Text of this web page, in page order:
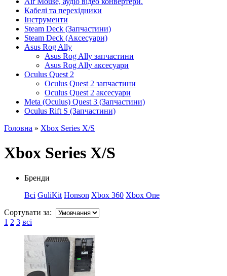
Кабелі та перехідники
Інструменти
Steam Deck (Запчастини)
Steam Deck (Аксесуари)
Asus Rog Ally
Asus Rog Ally запчастини
Asus Rog Ally аксесуари
Oculus Quest 2
Oculus Quest 2 запчастини
Oculus Quest 2 аксесуари
Meta (Oculus) Quest 3 (Запчастини)
Oculus Rift S (Запчастини)
Головна » Xbox Series X/S
Xbox Series X/S
Бренди
Всі GuliKit Honson Xbox 360 Xbox One
Сортувати за:
1 2 3 всі